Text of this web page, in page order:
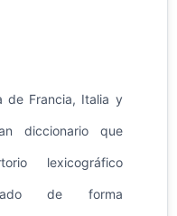
de Francia, Italia y
diccionario que
lexicográfico
de forma